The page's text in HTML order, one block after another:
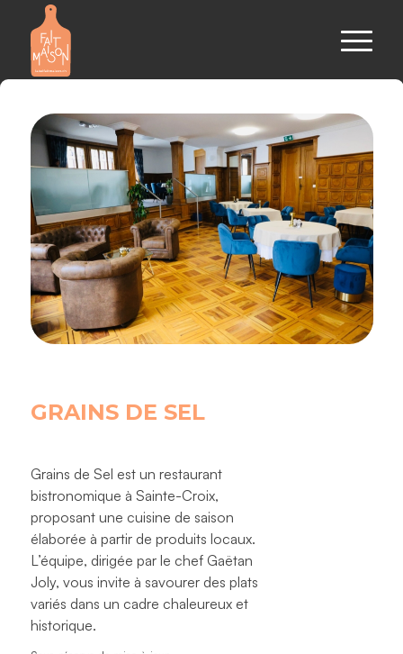
GRAINS DE SEL
Grains de Sel est un restaurant
bistronomique à Sainte-Croix,
proposant une cuisine de saison
élaborée à partir de produits locaux.
L’équipe, dirigée par le chef Gaëtan
Joly, vous invite à savourer des plats
variés dans un cadre chaleureux et
historique.